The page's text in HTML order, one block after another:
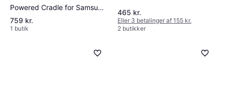
Powered Cradle for Samsung
Galaxy Tab Active 8.0
759 kr.
1 butik
465 kr.
Eller 3 betalinger af 155 kr.
2 butikker